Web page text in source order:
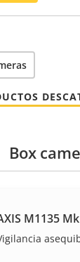
Box
M1135